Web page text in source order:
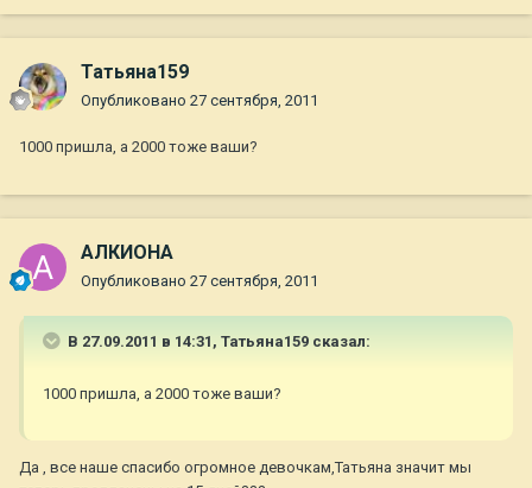
Татьяна159
Опубликовано 27 сентября, 2011
1000 пришла, а 2000 тоже ваши?
АЛКИОНА
Опубликовано 27 сентября, 2011
В 27.09.2011 в 14:31, Татьяна159 сказал:
1000 пришла, а 2000 тоже ваши?
Да , все наше спасибо огромное девочкам,Татьяна значит мы